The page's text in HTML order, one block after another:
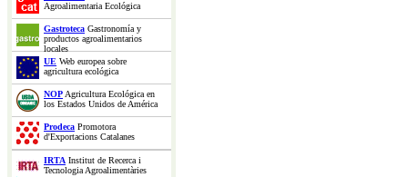
Agroalimentaria Ecológica
Gastroteca Gastronomía y
productos agroalimentarios
locales
UE Web europea sobre
agricultura ecológica
NOPAgricultura Ecológica en
los Estados Unidos de América
Prodeca Promotora
d'Exportacions Catalanes
IRTA Institut de Recerca i
Tecnologia Agroalimentàries